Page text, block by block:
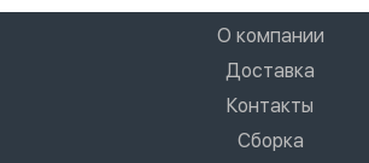
О компании
Доставка
Контакты
Сборка